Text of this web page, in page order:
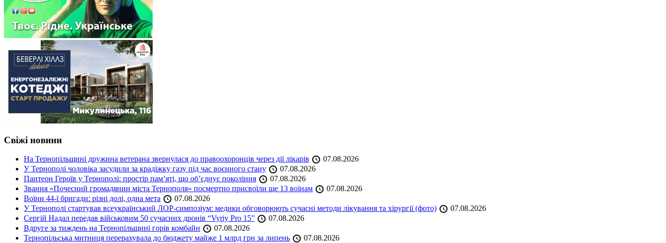
Свіжі новини
На Тернопільщині дружина ветерана звернулася до правоохоронців через дії лікарів
07.08.2026
У Тернополі чоловіка засудили за крадіжку газу під час воєнного стану
07.08.2026
Пантеон Героїв у Тернополі: простір пам’яті, що об’єднує покоління
07.08.2026
Звання «Почесний громадянин міста Тернополя» посмертно присвоїли ще 13 воїнам
07.08.2026
Воїни 44-ї бригади: різні долі, одна мета
07.08.2026
У Тернополі стартував всеукраїнський ЛОР-симпозіум: медики обговорюють сучасні методи лікування та хірургії (фото)
07.08.2026
Сергій Надал передав військовим 50 сучасних дронів “Vyriy Pro 15”
07.08.2026
Вдруге за тиждень на Тернопільщині горів комбайн
07.08.2026
Тернопільська митниця перерахувала до бюджету майже 1 млрд грн за липень
07.08.2026